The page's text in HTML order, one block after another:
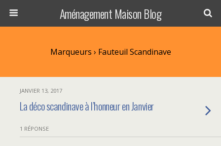
Aménagement Maison Blog
Marqueurs › Fauteuil Scandinave
JANVIER 13, 2017
La déco scandinave à l’honneur en Janvier
1 RÉPONSE